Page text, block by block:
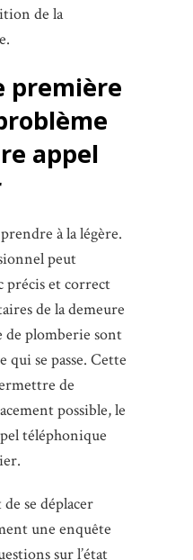
de la
première
appel
à la légère.
peut
précis et correct
de la demeure
de plomberie sont
qui se passe. Cette
de
possible, le
téléphonique
se déplacer
une enquête
sur l’état